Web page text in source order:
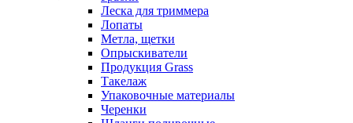
Леска для триммера
Лопаты
Метла, щетки
Опрыскиватели
Продукция Grass
Такелаж
Упаковочные материалы
Черенки